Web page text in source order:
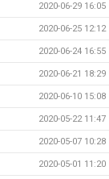
2020-06-29 16:05
2020-06-25 12:12
2020-06-24 16:55
2020-06-21 18:29
2020-06-10 15:08
2020-05-22 11:47
2020-05-07 10:28
2020-05-01 11:20